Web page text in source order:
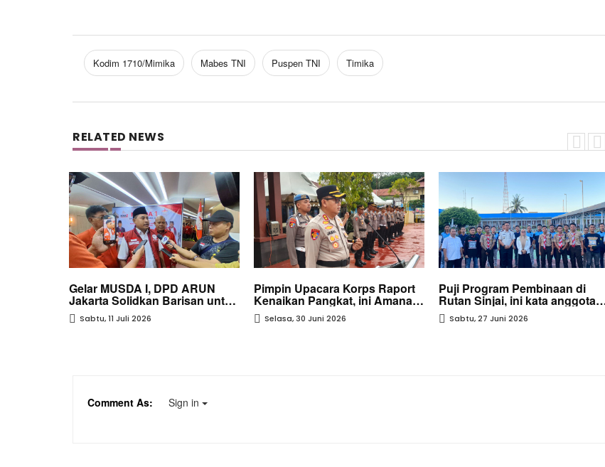
Kodim 1710/Mimika Mabes TNI Puspen TNI Timika
RELATED NEWS
Gelar MUSDA I, DPD ARUN
Jakarta Solidkan Barisan untuk
Mewujudkan Asta Cita Menuju
Indonesia Emas 2045
Sabtu, 11 Juli 2026
Pimpin Upacara Korps Raport
Kenaikan Pangkat, ini Amanat
Kapolres Sinjai
Selasa, 30 Juni 2026
Puji Program Pembinaan di
Rutan Sinjai, ini kata anggota
DPR RI
Sabtu, 27 Juni 2026
Comment As: Sign in